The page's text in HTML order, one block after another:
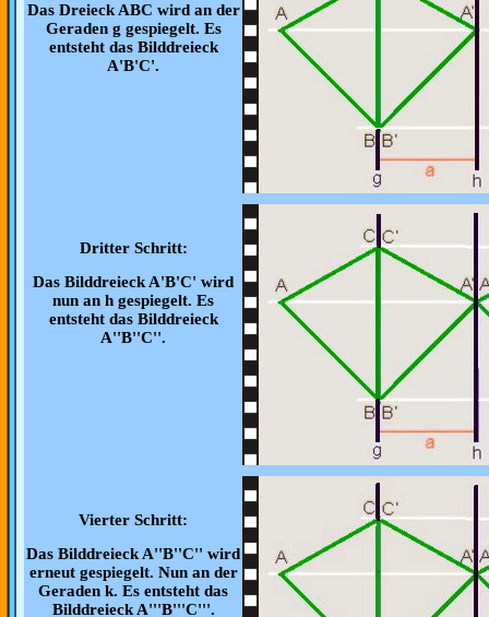
Das Dreieck ABC wird an der
Geraden g gespiegelt. Es
entsteht das Bilddreieck
A'B'C'.
Dritter Schritt:
Das Bilddreieck A'B'C' wird
nun an h gespiegelt. Es
entsteht das Bilddreieck
A''B''C''.
Vierter Schritt:
Das Bilddreieck A''B''C'' wird
erneut gespiegelt. Nun an der
Geraden k. Es entsteht das
Bilddreieck A'''B'''C'''.